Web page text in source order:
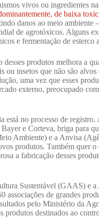
vivos ou ingredientes
de baixa
danos ao meio
de agrotóxicos. Alguns
e fermentação de esterco
desses produtos melhora a
ou insetos que não são
uma vez que esses
externo, preocupado
no processo de
e Corteva, briga para
Ambiente) e a Anvisa
produtos. Também quer
a fabricação desses
Sustentável (GAAS) e
associações de grandes
pelo Ministério da
produtos destinados ao